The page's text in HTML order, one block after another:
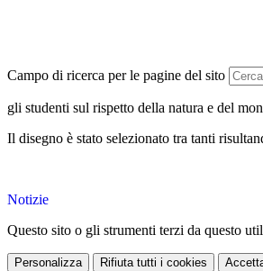
Campo di ricerca per le pagine del sito
gli studenti sul rispetto della natura e del
Il disegno è stato selezionato tra tanti
Notizie
Questo sito o gli strumenti terzi da questo
Personalizza Rifiuta tutti i cookies